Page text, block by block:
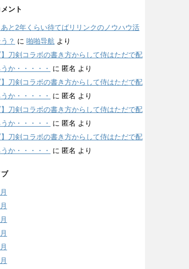
ント
あと2年くらい待てばリリンクのノウハウ活
？ に 啪啪导航 より
】刀剣コラボの書き方からして侍はただで配
か・・・・・
に 匿名 より
】刀剣コラボの書き方からして侍はただで配
か・・・・・
に 匿名 より
】刀剣コラボの書き方からして侍はただで配
か・・・・・
に 匿名 より
】刀剣コラボの書き方からして侍はただで配
か・・・・・
に 匿名 より